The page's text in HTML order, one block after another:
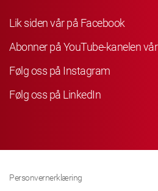
Lik siden vår på Facebook
Abonner på YouTube-kanelen vår
Følg oss på Instagram
Følg oss på LinkedIn
Personvernerklæring